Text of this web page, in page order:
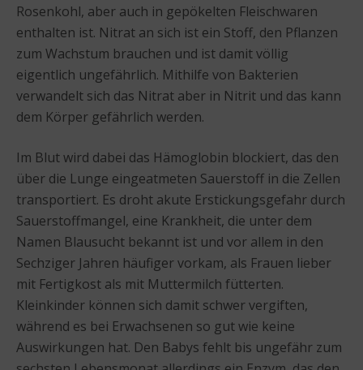
Rosenkohl, aber auch in gepökelten Fleischwaren
enthalten ist. Nitrat an sich ist ein Stoff, den Pflanzen
zum Wachstum brauchen und ist damit völlig
eigentlich ungefährlich. Mithilfe von Bakterien
verwandelt sich das Nitrat aber in Nitrit und das kann
dem Körper gefährlich werden.
Im Blut wird dabei das Hämoglobin blockiert, das den
über die Lunge eingeatmeten Sauerstoff in die Zellen
transportiert. Es droht akute Erstickungsgefahr durch
Sauerstoffmangel, eine Krankheit, die unter dem
Namen Blausucht bekannt ist und vor allem in den
Sechziger Jahren häufiger vorkam, als Frauen lieber
mit Fertigkost als mit Muttermilch fütterten.
Kleinkinder können sich damit schwer vergiften,
während es bei Erwachsenen so gut wie keine
Auswirkungen hat. Den Babys fehlt bis ungefähr zum